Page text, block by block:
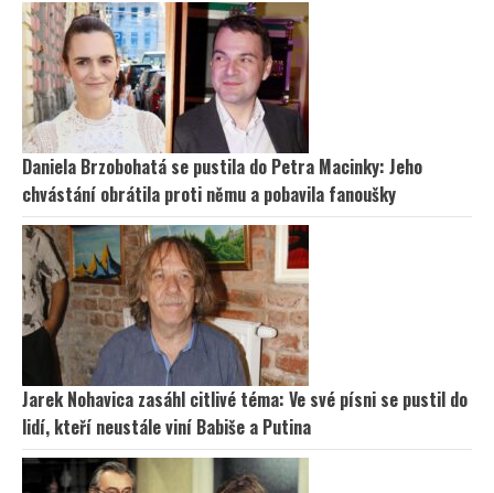
Daniela Brzobohatá se pustila do Petra Macinky: Jeho
chvástání obrátila proti němu a pobavila fanoušky
Jarek Nohavica zasáhl citlivé téma: Ve své písni se pustil do
lidí, kteří neustále viní Babiše a Putina